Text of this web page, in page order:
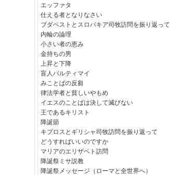
エッファタ
仕える者となりなさい
ブダペストとスロバキア司牧訪問を振り返って
内輪の論理
小さい者の恵み
金持ちの男
上昇と下降
盲人バルティマイ
みことばの反芻
律法学者と貧しいやもめ
イエスのことばは決して滅びない
王であるキリスト
降誕節
キプロスとギリシャ司牧訪問を振り返って
どうすればいいのですか
マリアのエリザベト訪問
降誕祭ミサ説教
降誕祭メッセージ（ローマと全世界へ）